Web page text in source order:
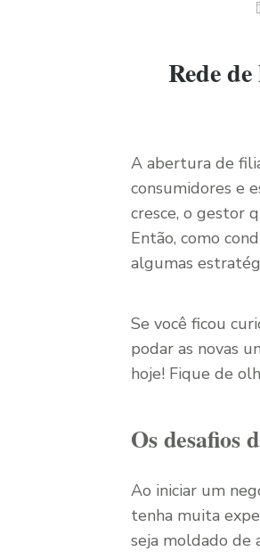
Rede
A abertura de
consumidores e
cresce, o gestor
Então, como
algumas
Se você ficou
podar as novas
hoje! Fique de
Os desafios
Ao iniciar um
tenha muita
seja moldado de